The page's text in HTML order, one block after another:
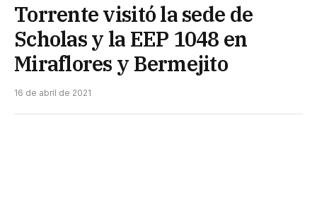
Torrente visitó la sede de
Scholas y la EEP 1048 en
Miraflores y Bermejito
16 de abril de 2021